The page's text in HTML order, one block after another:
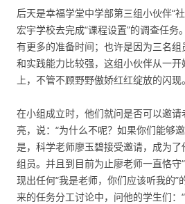
后天是幸福学堂中学部第三组小伙伴“
宏宇学校去完成“课程设置”的调查任务
有更多的准备时间；也许是因为三名
和实践能力比较强，这组小伙伴从一
上，不管不顾野野傲娇红红绽放的闪现。
在小组成立时，他们就问是否可以邀
亮，说：“为什么不呢？如果你们能够
是，科学老师廖玉碧接受邀请，成为
组员。并且到目前为止廖老师一直恪守
现出任何“我是老师，你们应该听我的”
来的任务分工讨论中，问他的学生们：